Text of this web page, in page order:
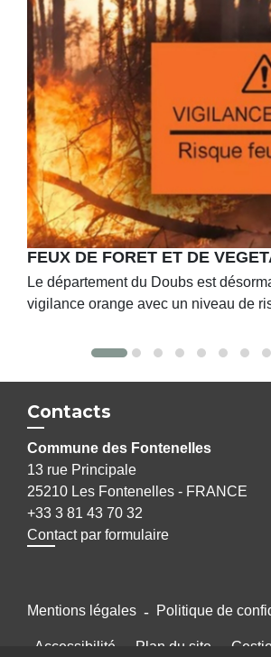
FEUX DE FORET ET DE
Le département du Doubs est
vigilance orange avec un niveau de
Contacts
Commune des Fontenelles
13 rue Principale
25210 Les Fontenelles - FRANCE
+33 3 81 43 70 32
Contact par formulaire
Mentions légales - Politique de
Accessibilité Plan du site